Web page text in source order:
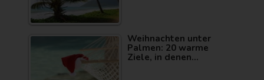
Weihnachten unter
Palmen: 20 warme
Ziele, in denen…